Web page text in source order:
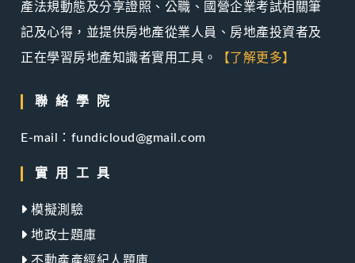
產法規動態及分享證照、公職、國營企業考試相關筆
記及心得，並提供房地產從業人員、房地產投資者及
正在學習房地產知識者實用工具。
【了解更多】
聯絡學院
E-mail：fundicloud@gmail.com
實用工具
模擬測驗
地政士題庫